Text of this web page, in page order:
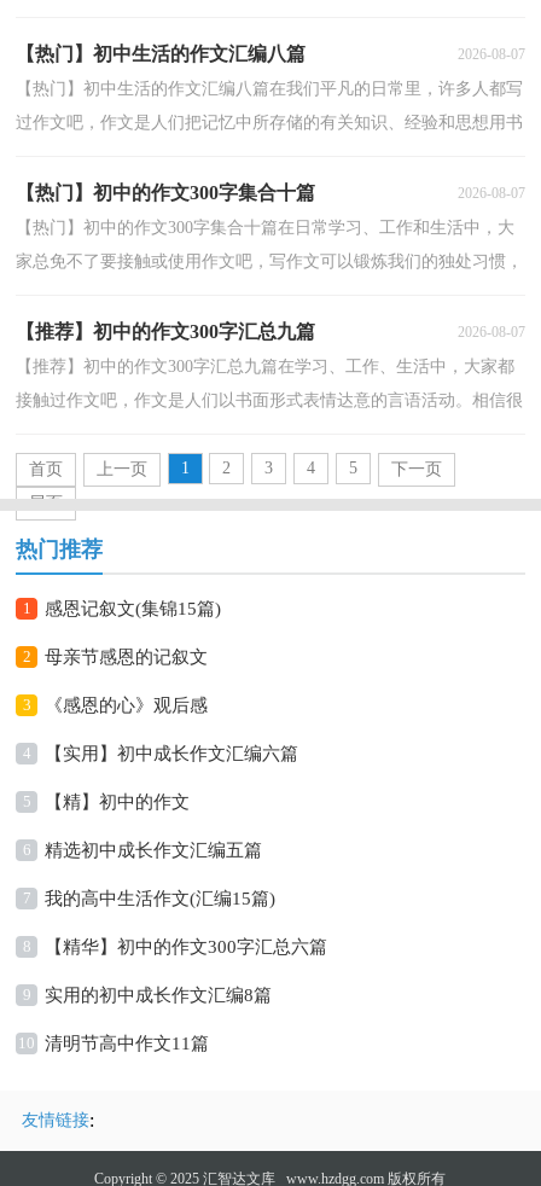
【热门】初中生活的作文汇编八篇 2026-08-07
【热门】初中生活的作文汇编八篇在我们平凡的日常里，许多人都写
过作文吧，作文是人们把记忆中所存储的有关知识、经验和思想用书
【热门】初中的作文300字集合十篇 2026-08-07
【热门】初中的作文300字集合十篇在日常学习、工作和生活中，大
家总免不了要接触或使用作文吧，写作文可以锻炼我们的独处习惯，
【推荐】初中的作文300字汇总九篇 2026-08-07
【推荐】初中的作文300字汇总九篇在学习、工作、生活中，大家都
接触过作文吧，作文是人们以书面形式表情达意的言语活动。相信很
首页
上一页 1 2 3 4 5
下一页
尾页
热门推荐
1 感恩记叙文(集锦15篇)
2 母亲节感恩的记叙文
3 《感恩的心》观后感
4 【实用】初中成长作文汇编六篇
5 【精】初中的作文
6 精选初中成长作文汇编五篇
7 我的高中生活作文(汇编15篇)
8 【精华】初中的作文300字汇总六篇
9 实用的初中成长作文汇编8篇
10 清明节高中作文11篇
友情链接:
Copyright © 2025汇智达文库 www.hzdgg.com 版权所有